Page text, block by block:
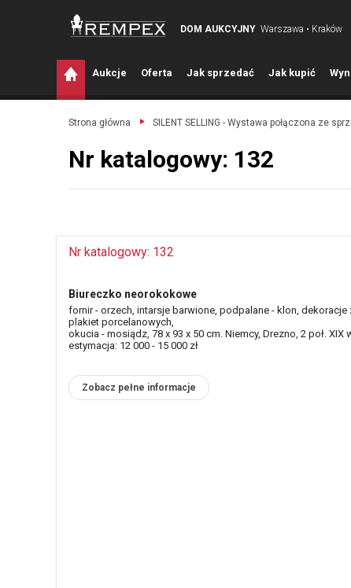
DOM AUKCYJNY Warszawa • Kraków
Aukcje Oferta Jak sprzedać Jak kupić W
Strona główna SILENT SELLING - Wystawa połączona ze
Nr katalogowy: 132
Nr katalogowy: 132
Biureczko neorokokowe
fornir - orzech, intarsje barwione, podpalane - klon, dekoracje
plakiet porcelanowych,
okucia - mosiądz, 78 x 93 x 50 cm. Niemcy, Drezno, 2 poł. XIX
estymacja: 12 000 - 15 000 zł
Zobacz pełne informacje